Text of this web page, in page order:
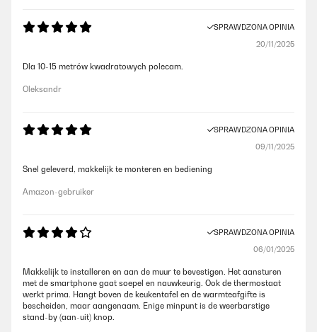
SPRAWDZONA OPINIA
20/11/2025
Dla 10-15 metrów kwadratowych polecam.
Oleksandr
SPRAWDZONA OPINIA
09/11/2025
Snel geleverd, makkelijk te monteren en bediening
Amazon-gebruiker
SPRAWDZONA OPINIA
06/01/2025
Makkelijk te installeren en aan de muur te bevestigen. Het aansturen
met de smartphone gaat soepel en nauwkeurig. Ook de thermostaat
werkt prima. Hangt boven de keukentafel en de warmteafgifte is
bescheiden, maar aangenaam. Enige minpunt is de weerbarstige
stand-by (aan-uit) knop.